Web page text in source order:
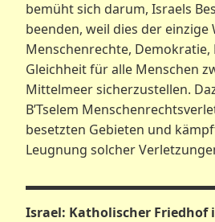
bemüht sich darum, Israels
beenden, weil dies der einzige
Menschenrechte, Demokratie,
Gleichheit für alle Menschen
Mittelmeer sicherzustellen.
B’Tselem
besetzten Gebieten und
Leugnung solcher
Israel: Katholischer Friedhof